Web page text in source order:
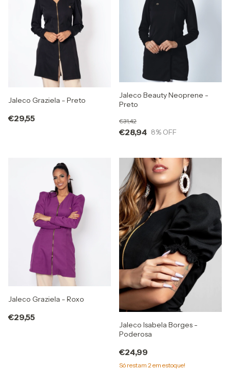
Jaleco Graziela - Preto
€29,55
Jaleco Beauty Neoprene -
Preto
€28,94
€31,42
8% OFF
Jaleco Graziela - Roxo
€29,55
Jaleco Isabela Borges -
Poderosa
€24,99
Só restam 2em estoque!